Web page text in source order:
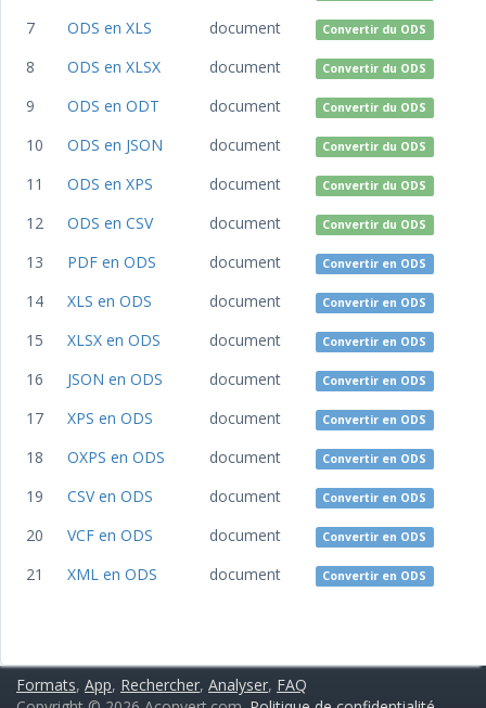
7 ODS en XLS document Convertir du ODS
8 ODS en XLSX document Convertir du ODS
9 ODS en ODT document Convertir du ODS
10 ODS en JSON document Convertir du ODS
11 ODS en XPS document Convertir du ODS
12 ODS en CSV document Convertir du ODS
13 PDF en ODS document Convertir en ODS
14 XLS en ODS document Convertir en ODS
15 XLSX en ODS document Convertir en ODS
16 JSON en ODS document Convertir en ODS
17 XPS en ODS document Convertir en ODS
18 OXPS en ODS document Convertir en ODS
19 CSV en ODS document Convertir en ODS
20 VCF en ODS document Convertir en ODS
21 XML en ODS document Convertir en ODS
Formats, App, Rechercher, Analyser, FAQ